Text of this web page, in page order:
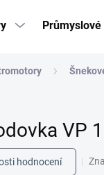
VP
hodnocení